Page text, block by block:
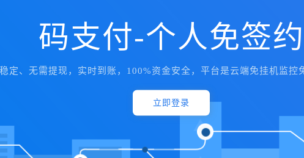
码支付-个人免签约
定、无需提现，实时到账，100%资金安全，平台是云端免挂机监控
立即登录